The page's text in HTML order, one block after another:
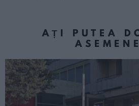
AȚI PUTEA